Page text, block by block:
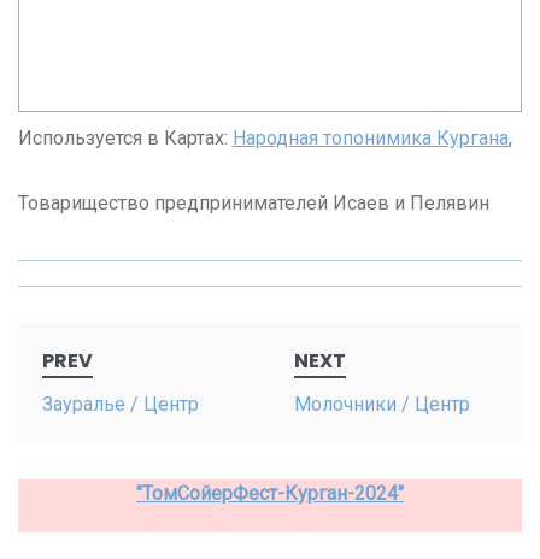
Используется в Картах: Народная топонимика Кургана,
Товарищество предпринимателей Исаев и Пелявин
navigation
PREV
Зауралье / Центр
NEXT
Молочники / Центр
"ТомСойерФест-Курган-2024"